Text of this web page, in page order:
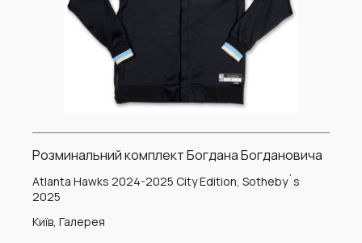
Розминальний комплект Богдана Богдановича
Atlanta Hawks 2024-2025 City Edition, Sotheby`s
2025
Київ, Галерея